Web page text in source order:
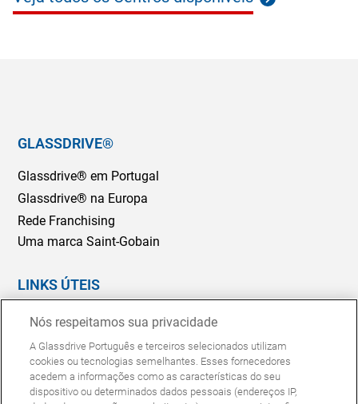
GLASSDRIVE®
Glassdrive® em Portugal
Glassdrive® na Europa
Rede Franchising
Uma marca Saint-Gobain
LINKS ÚTEIS
Marcação Online
Seguradoras e gestores de frotas
Reparação ou substituição?
Perguntas Frequentes
Nós respeitamos sua privacidade
A Glassdrive Português e terceiros selecionados utilizam
cookies ou tecnologias semelhantes. Esses fornecedores
acedem a informações como as características do seu
dispositivo ou determinados dados pessoais (endereços IP,